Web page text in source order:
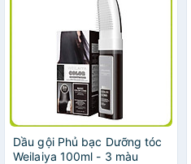
Dầu gội Phủ bạc Dưỡng tóc
Weilaiya 100ml - 3 màu